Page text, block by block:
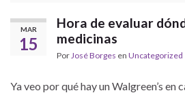
MAR
15
Hora de evaluar
medicinas
PorJosé Borges en Uncategorized
Ya veo por qué hay un Walgreen’s en